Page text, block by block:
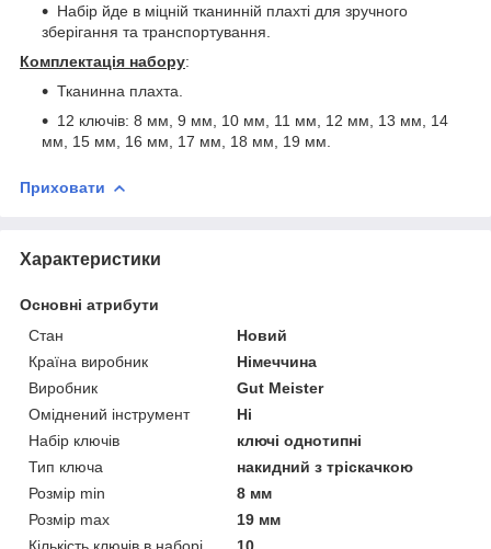
Набір йде в міцній тканинній плахті для зручного
зберігання та транспортування.
Комплектація набору:
Тканинна плахта.
12 ключів: 8 мм, 9 мм, 10 мм, 11 мм, 12 мм, 13 мм, 14
мм, 15 мм, 16 мм, 17 мм, 18 мм, 19 мм.
Приховати
Характеристики
Основні атрибути
Стан
Новий
Країна виробник
Німеччина
Виробник
Gut Meister
Оміднений інструмент
Ні
Набір ключів
ключі однотипні
Тип ключа
накидний з тріскачкою
Розмір min
8 мм
Розмір max
19 мм
Кількість ключів в наборі
10